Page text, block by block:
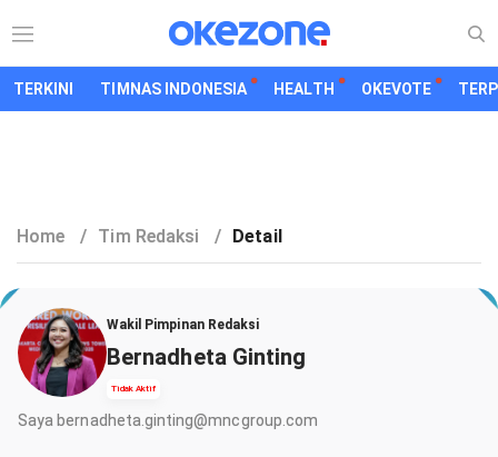
TERKINI TIMNAS INDONESIA HEALTH OKEVOTE
Home / Tim Redaksi / Detail
Wakil Pimpinan Redaksi
Bernadheta Ginting
Tidak Aktif
Saya bernadheta.ginting@mncgroup.com